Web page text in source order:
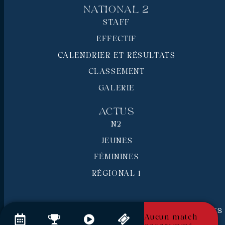
Aucun match
National 2
STAFF
EFFECTIF
CALENDRIER ET RÉSULTATS
CLASSEMENT
GALERIE
Actus
N2
JEUNES
FÉMININES
RÉGIONAL 1
RC Pays de Grasse © 2026 - Tous droits réservés
Mentions légales